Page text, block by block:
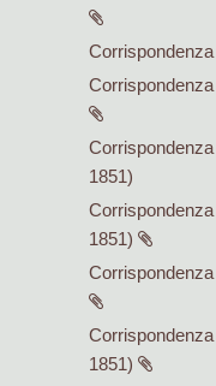
Corrispondenza
Corrispondenza
Corrispondenza
1851)
Corrispondenza
1851)
Corrispondenza
Corrispondenza
1851)